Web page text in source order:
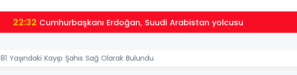
22:32 Cumhurbaşkanı Erdoğan, Suudi Arabistan yolcusu
81 Yaşındaki Kayıp Şahıs Sağ Olarak Bulundu